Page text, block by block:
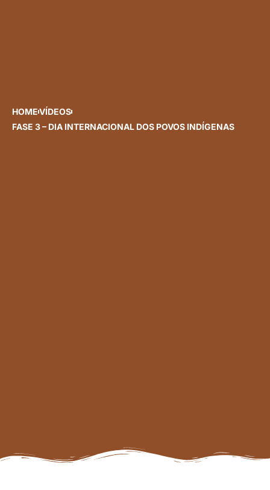
HOMEVÍDEOS
FASE 3 – DIA INTERNACIONAL DOS POVOS INDÍGENAS